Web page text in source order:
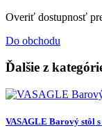
Overiť dostupnosť
Do obchodu
Ďalšie z
VASAGLE Barový stôl